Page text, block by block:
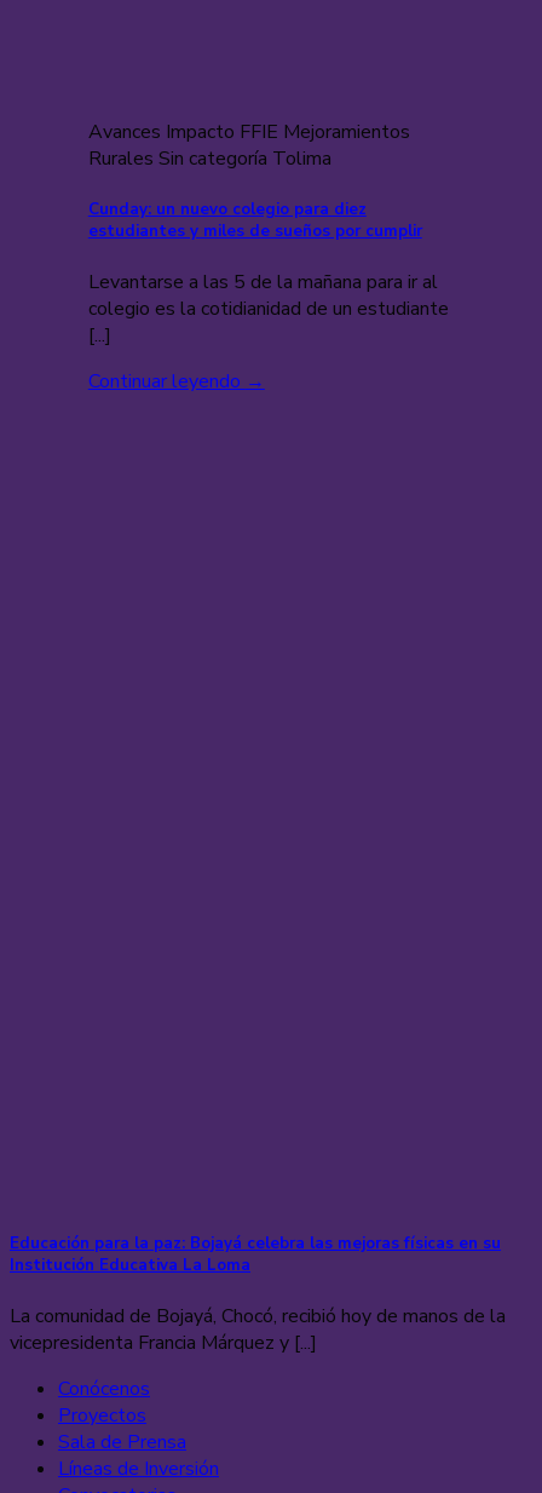
Avances Impacto FFIE Mejoramientos
Rurales Sin categoría Tolima
Cunday: un nuevo colegio para diez
estudiantes y miles de sueños por cumplir
Levantarse a las 5 de la mañana para ir al
colegio es la cotidianidad de un estudiante
[...]
Continuar leyendo →
Educación para la paz: Bojayá celebra las mejoras físicas en su
Institución Educativa La Loma
La comunidad de Bojayá, Chocó, recibió hoy de manos de la
vicepresidenta Francia Márquez y [...]
Conócenos
Proyectos
Sala de Prensa
Líneas de Inversión